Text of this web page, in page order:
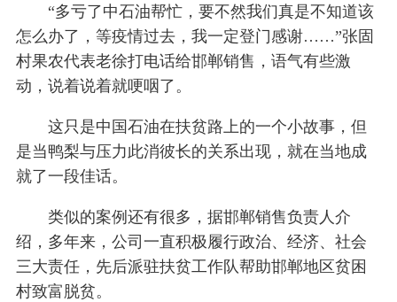
“多亏了中石油帮忙，要不然我们真是不知道该
怎么办了，等疫情过去，我一定登门感谢……”张固
村果农代表老徐打电话给邯郸销售，语气有些激
动，说着说着就哽咽了。
这只是中国石油在扶贫路上的一个小故事，但
是当鸭梨与压力此消彼长的关系出现，就在当地成
就了一段佳话。
类似的案例还有很多，据邯郸销售负责人介
绍，多年来，公司一直积极履行政治、经济、社会
三大责任，先后派驻扶贫工作队帮助邯郸地区贫困
村致富脱贫。